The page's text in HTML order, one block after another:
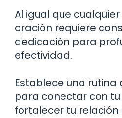
Al igual que
oración requiere
dedicación para
efectividad.
Establece una rutina
para conectar con
fortalecer tu relación